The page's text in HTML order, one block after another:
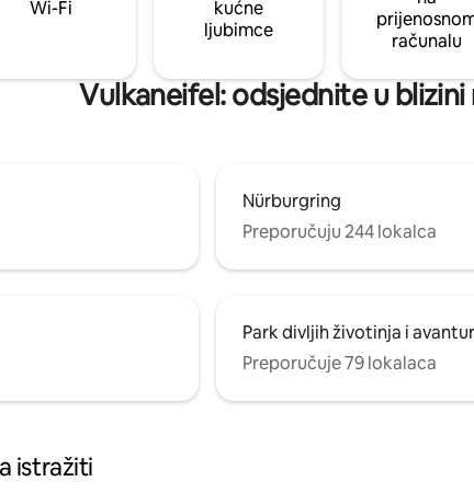
Wi-Fi
kućne
ljubimce
računalu
Vulkaneifel: odsjednite u
Nürburgring
Preporučuju 244 lokalca
Park divljih životinja i
Preporučuje 79 lokalaca
istražiti